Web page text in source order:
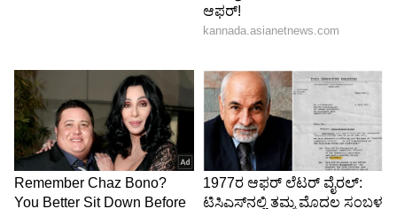
'ಮಗಳಾಗಿ, ತಾಯಿಯಾಗಿ ನಾನು ಅದೃಷ್ಟವಂತೆ'
ನೀಡಿರುವ ಕ್ಯಾಪ್ಶನ್ ಎಲ್ಲರ ಗಮನ ಸೆಳೆಯುತ್ತಿದೆ. "Lucky to
be their’s… as a daughter, as a mother" (ಅವರಿಗೆ
ಮಗಳಾಗಿ ಹಾಗೂ ಇವರಿಗೆ ತಾಯಿಯಾಗಿರಲು ನಾನು ನಿಜಕ್ಕೂ
ಅದೃಷ್ಟವಂತೆ) ಎಂದು ಬರೆದುಕೊಂಡಿದ್ದಾರೆ. ಒಬ್ಬ ಮಹಿಳೆಯ
ಜೀವನದಲ್ಲಿ ಮಗಳಾಗಿ ತಾಯಿಯ ಪ್ರೀತಿ ಪಡೆಯುವುದು ಮತ್ತು